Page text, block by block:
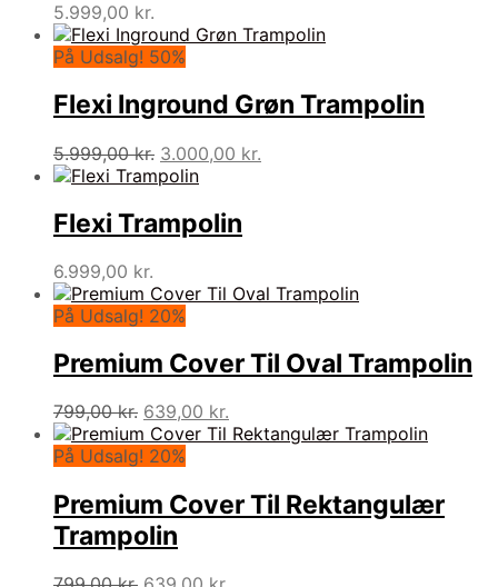
5.999,00 kr.
På Udsalg! 50%
Flexi Inground Grøn Trampolin
5.999,00kr. Den
oprindelige
var:
5.999,00 kr..
3.000,00 kr.
Flexi Trampolin
6.999,00 kr.
På Udsalg! 20%
Premium Cover Til Oval Trampolin
799,00kr. Den
oprindelige
pris
799,00 kr..
639,00 kr.
aktuelle
639,00 kr..
På Udsalg! 20%
Premium Cover Til Rektangulær
Trampolin
Den